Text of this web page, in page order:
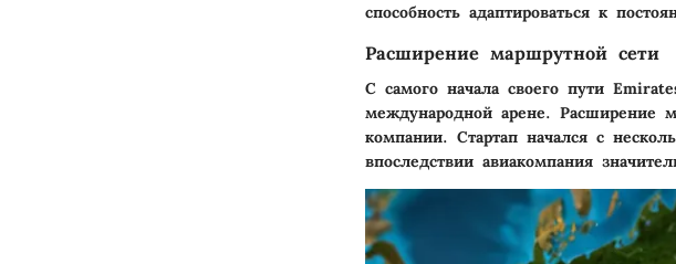
способность адаптироваться к
Расширение маршрутной сети
С самого начала своего пути
международной арене. Расширение
компании. Стартап начался с
впоследствии авиакомпания